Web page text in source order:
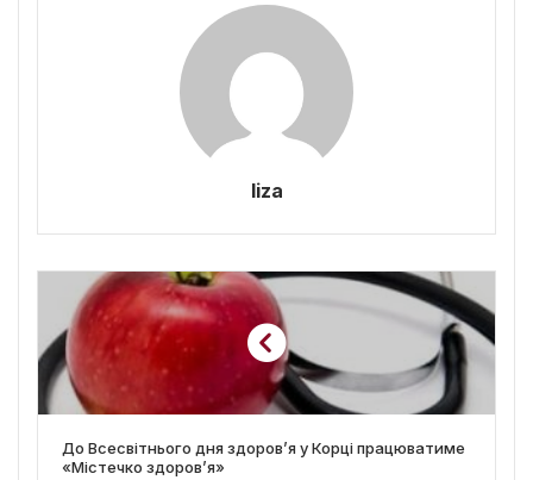
liza
До Всесвітнього дня здоров’я у Корці працюватиме
«Містечко здоров’я»